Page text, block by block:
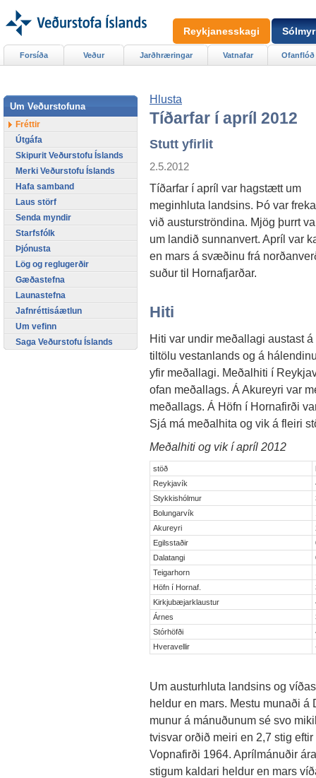
Hlusta
Tíðarfar í apríl 2012
Stutt yfirlit
2.5.2012
Tíðarfar í apríl var hagstætt um
meginhluta landsins. Þó var
við austurströndina. Mjög þurrt
um landið sunnanvert. Apríl var
en mars á svæðinu frá
suður til Hornafjarðar.
Hiti
Hiti var undir meðallagi austast
tiltölu vestanlands og á
yfir meðallagi. Meðalhiti í
ofan meðallags. Á Akureyri var
meðallags. Á Höfn í Hornafirði
Sjá má meðalhita og vik á fleiri
Meðalhiti og vik í apríl 2012
stöð
Reykjavík
Stykkishólmur
Bolungarvík
Akureyri
Egilsstaðir
Dalatangi
Teigarhorn
Höfn í Hornaf.
Kirkjubæjarklaustur
Árnes
Stórhöfði
Hveravellir
Um austurhluta landsins og
heldur en mars. Mestu munaði
munur á mánuðunum sé svo
tvisvar orðið meiri en 2,7 stig
Vopnafirði 1964. Aprílmánuðir
stigum kaldari heldur en mars
Forsíða Veður Jarðhræringar Vatnafar Ofanflóð
Um Veðurstofuna
Fréttir
Útgáfa
Skipurit Veðurstofu Íslands
Merki Veðurstofu Íslands
Hafa samband
Laus störf
Senda myndir
Starfsfólk
Þjónusta
Lög og reglugerðir
Gæðastefna
Launastefna
Jafnréttisáætlun
Um vefinn
Saga Veðurstofu Íslands
Reykjanesskagi